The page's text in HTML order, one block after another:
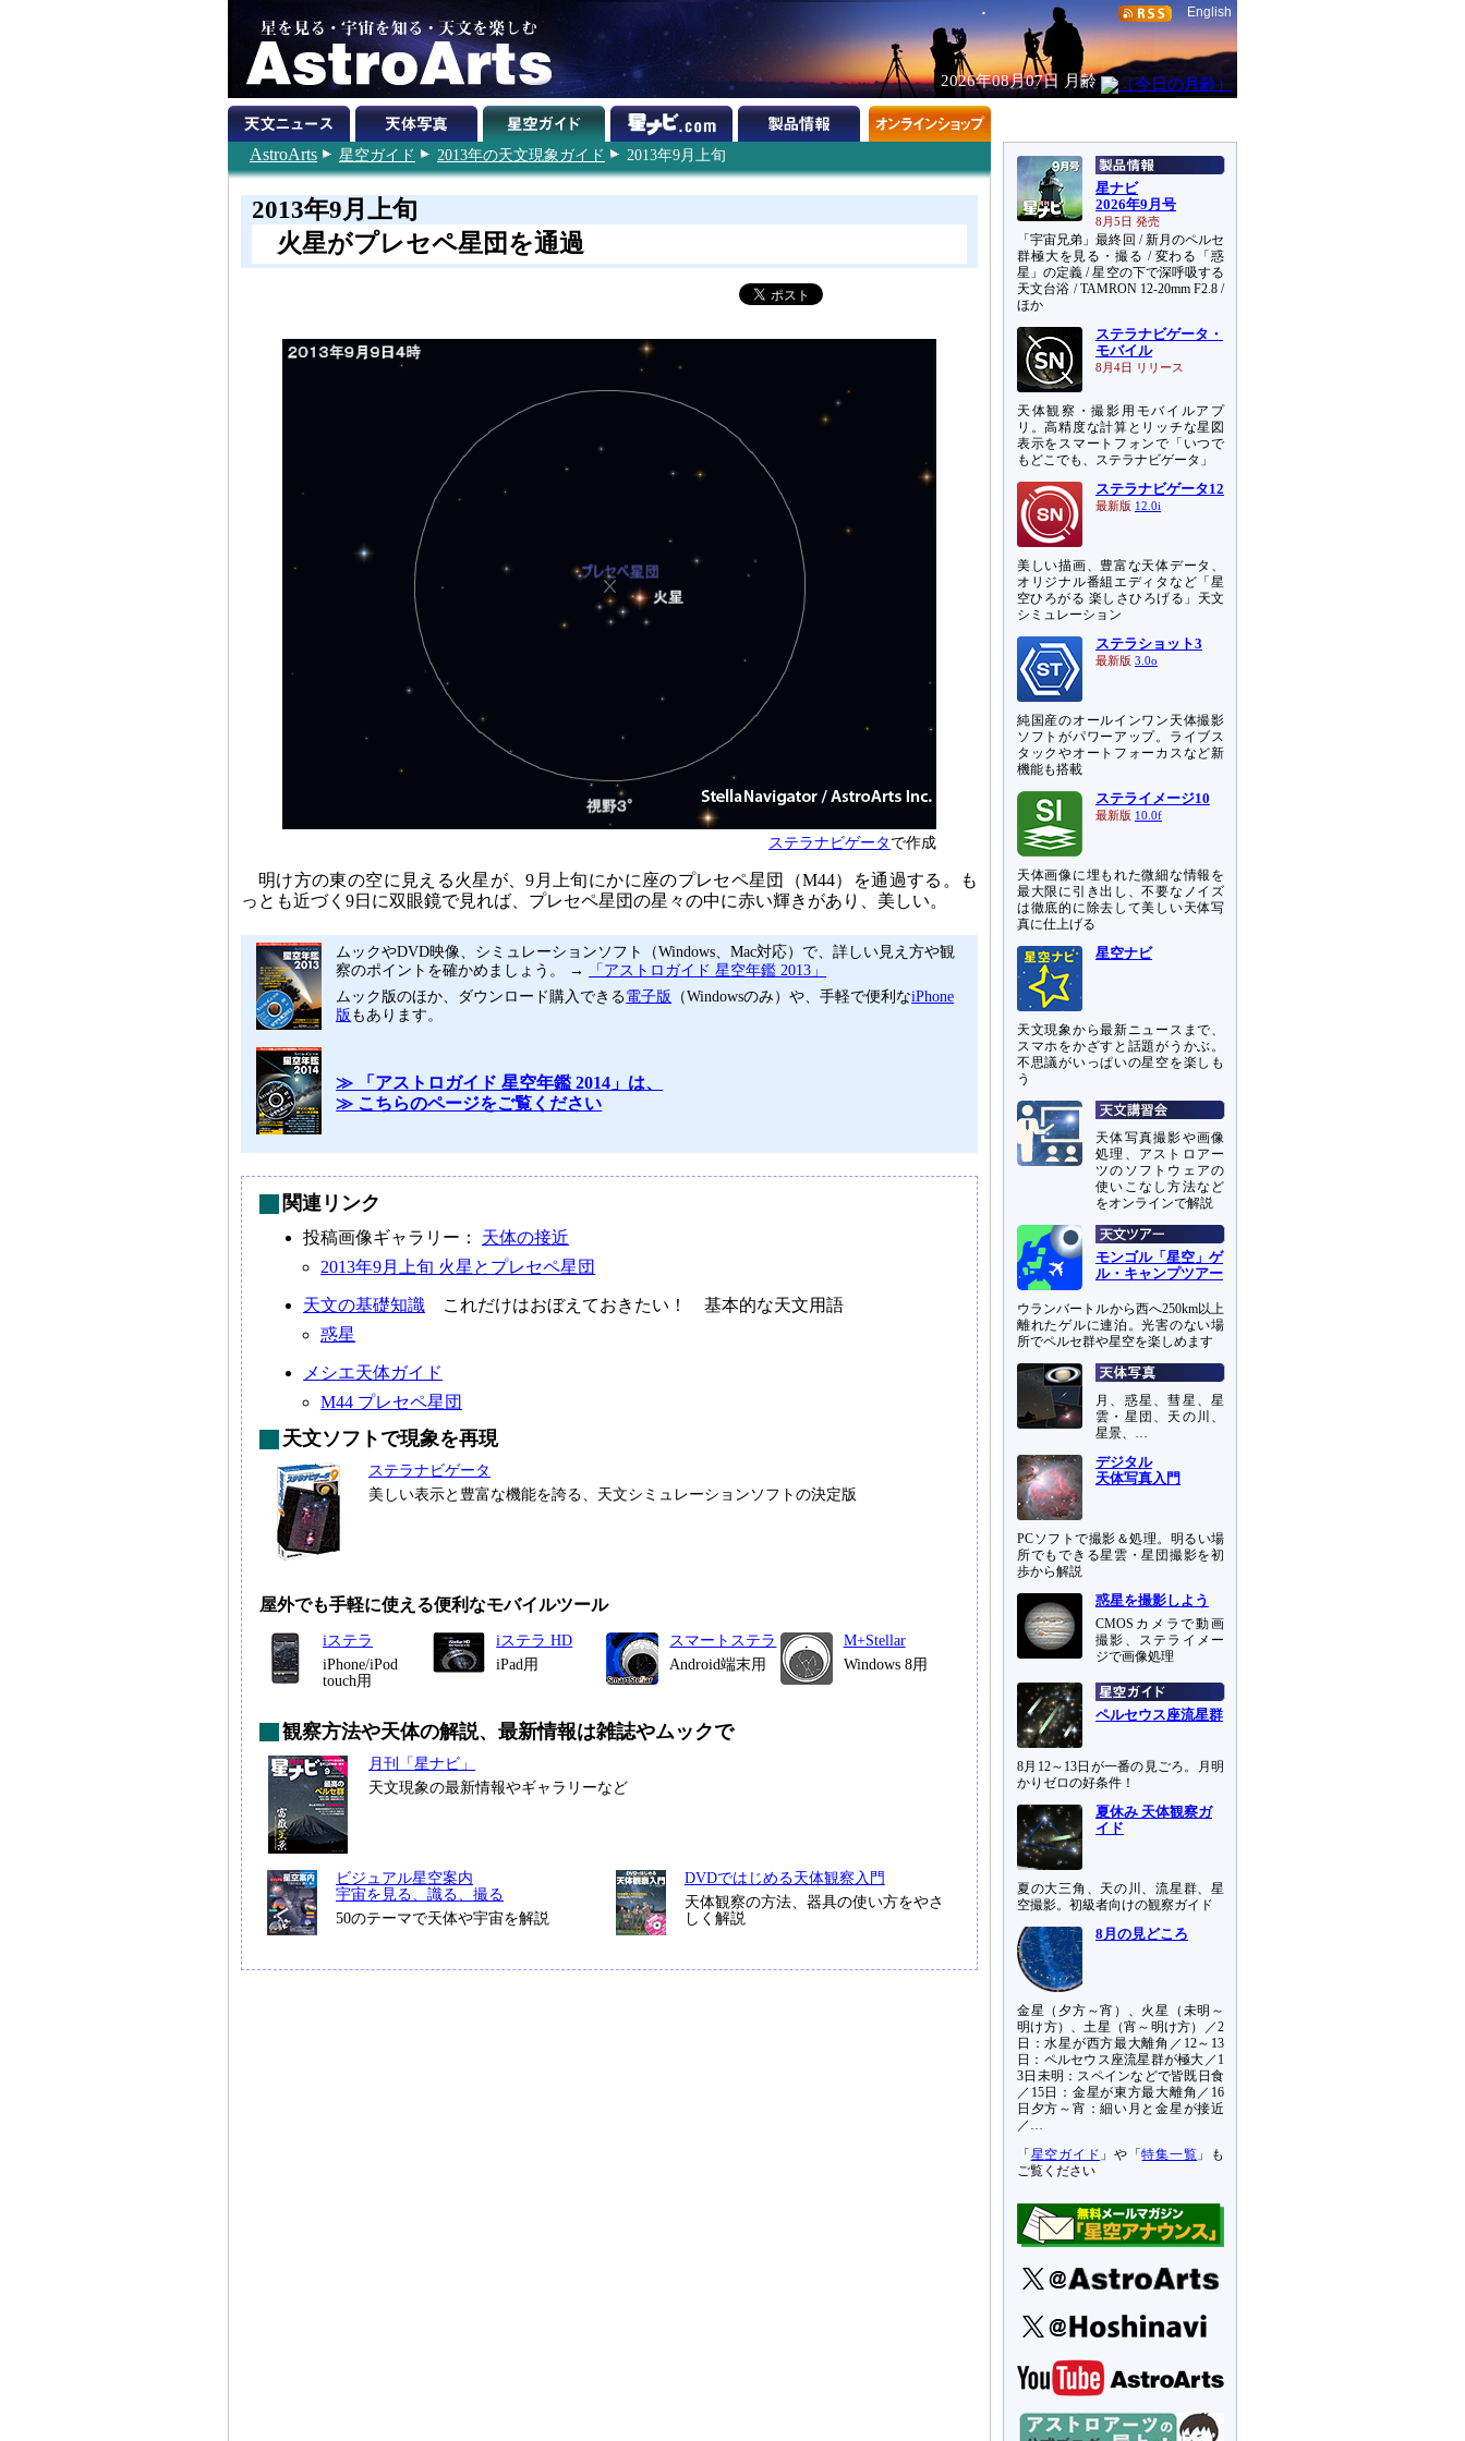
English
2026年08月07日 月齢
AstroArts 星空ガイド 2013年の天文現象ガイド 2013年9月上旬
2013年9月上旬
火星がプレセペ星団を通過
ステラナビゲータで作成
明け方の東の空に見える火星が、9月上旬にかに座のプレセペ星団（M44）を通過する。も
っとも近づく9日に双眼鏡で見れば、プレセペ星団の星々の中に赤い輝きがあり、美しい。
ムックやDVD映像、シミュレーションソフト（Windows、Mac対応）で、詳しい見え方や観
察のポイントを確かめましょう。 →
「アストロガイド 星空年鑑 2013」
ムック版のほか、ダウンロード購入できる電子版 （Windowsのみ）や、手軽で便利なiPhone
版もあります。
≫ 「アストロガイド 星空年鑑 2014」は、
≫ こちらのページをご覧ください
関連リンク
投稿画像ギャラリー： 天体の接近
2013年9月上旬 火星とプレセペ星団
天文の基礎知識 これだけはおぼえておきたい！ 基本的な天文用語
惑星
メシエ天体ガイド
M44 プレセペ星団
天文ソフトで現象を再現
ステラナビゲータ
美しい表示と豊富な機能を誇る、天文シミュレーションソフトの決定版
屋外でも手軽に使える便利なモバイルツール
iステラ
iPhone/iPod
touch用
iステラ HD
iPad用
スマートステラ
Android端末用
M+Stellar
Windows 8用
観察方法や天体の解説、最新情報は雑誌やムックで
月刊「星ナビ」
天文現象の最新情報やギャラリーなど
ビジュアル星空案内
宇宙を見る、識る、撮る
50のテーマで天体や宇宙を解説
DVDではじめる天体観察入門
天体観察の方法、器具の使い方をやさ
しく解説
星ナビ
2026年9月号
8月5日 発売
「宇宙兄弟」最終回 / 新月のペルセ
群極大を見る・撮る / 変わる「惑
星」の定義 / 星空の下で深呼吸する
天文台浴 / TAMRON 12-20mm F2.8 /
ほか
ステラナビゲータ・
モバイル
8月4日 リリース
天体観察・撮影用モバイルアプ
リ。高精度な計算とリッチな星図
表示をスマートフォンで「いつで
もどこでも、ステラナビゲータ」
ステラナビゲータ12
最新版 12.0i
美しい描画、豊富な天体データ、
オリジナル番組エディタなど「星
空ひろがる 楽しさひろげる」天文
シミュレーション
ステラショット3
最新版 3.0o
純国産のオールインワン天体撮影
ソフトがパワーアップ。ライブス
タックやオートフォーカスなど新
機能も搭載
ステライメージ10
最新版 10.0f
天体画像に埋もれた微細な情報を
最大限に引き出し、不要なノイズ
は徹底的に除去して美しい天体写
真に仕上げる
星空ナビ
天文現象から最新ニュースまで、
スマホをかざすと話題がうかぶ。
不思議がいっぱいの星空を楽しも
う
天体写真撮影や画像
処理、アストロアー
ツのソフトウェアの
使いこなし方法など
をオンラインで解説
モンゴル「星空」ゲ
ル・キャンプツアー
ウランバートルから西へ250km以上
離れたゲルに連泊。光害のない場
所でペルセ群や星空を楽しめます
月、惑星、彗星、星
雲・星団、天の川、
星景、…
デジタル
天体写真入門
PCソフトで撮影＆処理。明るい場
所でもできる星雲・星団撮影を初
歩から解説
惑星を撮影しよう
CMOSカメラで動画
撮影、ステライメー
ジで画像処理
ペルセウス座流星群
8月12～13日が一番の見ごろ。月明
かりゼロの好条件！
夏休み 天体観察ガ
イド
夏の大三角、天の川、流星群、星
空撮影。初級者向けの観察ガイド
8月の見どころ
金星（夕方～宵）、火星（未明～
明け方）、土星（宵～明け方）／2
日：水星が西方最大離角／12～13
日：ペルセウス座流星群が極大／1
3日未明：スペインなどで皆既日食
／15日：金星が東方最大離角／16
日夕方～宵：細い月と金星が接近
／…
「 星空ガイド 」や「特集一覧 」も
ご覧ください